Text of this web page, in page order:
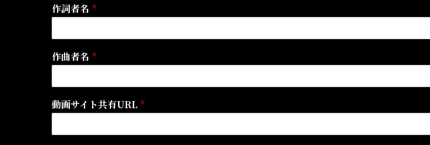
作詞者名 *
作曲者名 *
動画サイト共有URL *